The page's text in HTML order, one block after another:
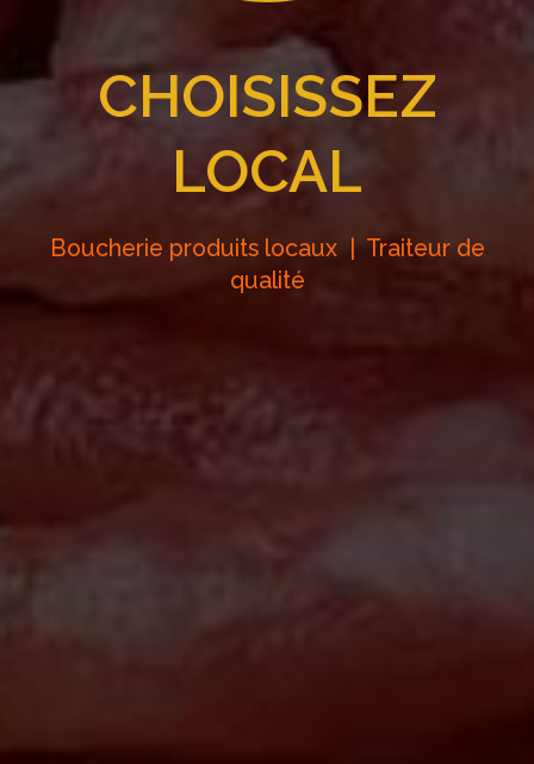
CHOISISSEZ
LOCAL
Boucherie produits locaux | Traiteur de
qualité